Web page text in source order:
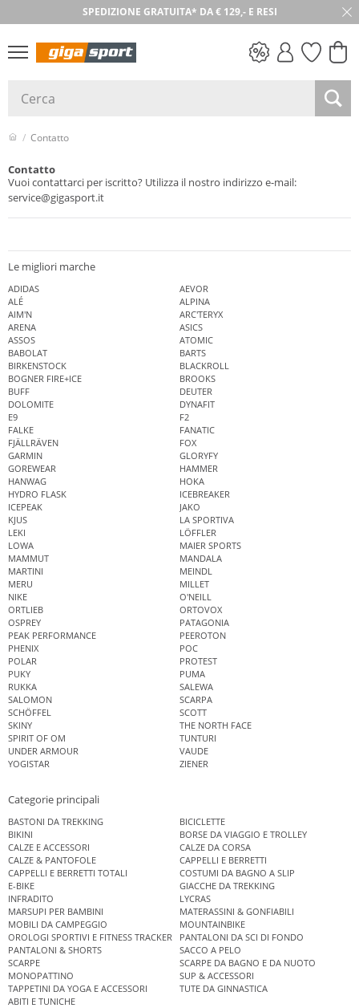
SPEDIZIONE GRATUITA* DA € 129,- E RESI
Contatto
Contatto
Vuoi contattarci per iscritto? Utilizza il nostro indirizzo e-mail:
service@gigasport.it
Le migliori marche
ADIDAS
AEVOR
ALÉ
ALPINA
AIM'N
ARC'TERYX
ARENA
ASICS
ASSOS
ATOMIC
BABOLAT
BARTS
BIRKENSTOCK
BLACKROLL
BOGNER FIRE+ICE
BROOKS
BUFF
DEUTER
DOLOMITE
DYNAFIT
E9
F2
FALKE
FANATIC
FJÄLLRÄVEN
FOX
GARMIN
GLORYFY
GOREWEAR
HAMMER
HANWAG
HOKA
HYDRO FLASK
ICEBREAKER
ICEPEAK
JAKO
KJUS
LA SPORTIVA
LEKI
LÖFFLER
LOWA
MAIER SPORTS
MAMMUT
MANDALA
MARTINI
MEINDL
MERU
MILLET
NIKE
O'NEILL
ORTLIEB
ORTOVOX
OSPREY
PATAGONIA
PEAK PERFORMANCE
PEEROTON
PHENIX
POC
POLAR
PROTEST
PUKY
PUMA
RUKKA
SALEWA
SALOMON
SCARPA
SCHÖFFEL
SCOTT
SKINY
THE NORTH FACE
SPIRIT OF OM
TUNTURI
UNDER ARMOUR
VAUDE
YOGISTAR
ZIENER
Categorie principali
BASTONI DA TREKKING
BICICLETTE
BIKINI
BORSE DA VIAGGIO E TROLLEY
CALZE E ACCESSORI
CALZE DA CORSA
CALZE & PANTOFOLE
CAPPELLI E BERRETTI
CAPPELLI E BERRETTI TOTALI
COSTUMI DA BAGNO A SLIP
E-BIKE
GIACCHE DA TREKKING
INFRADITO
LYCRAS
MARSUPI PER BAMBINI
MATERASSINI & GONFIABILI
MOBILI DA CAMPEGGIO
MOUNTAINBIKE
OROLOGI SPORTIVI E FITNESS TRACKER
PANTALONI DA SCI DI FONDO
PANTALONI & SHORTS
SACCO A PELO
SCARPE
SCARPE DA BAGNO E DA NUOTO
MONOPATTINO
SUP & ACCESSORI
TAPPETINI DA YOGA E ACCESSORI
TUTE DA GINNASTICA
ABITI E TUNICHE